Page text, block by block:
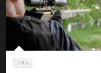
コラム